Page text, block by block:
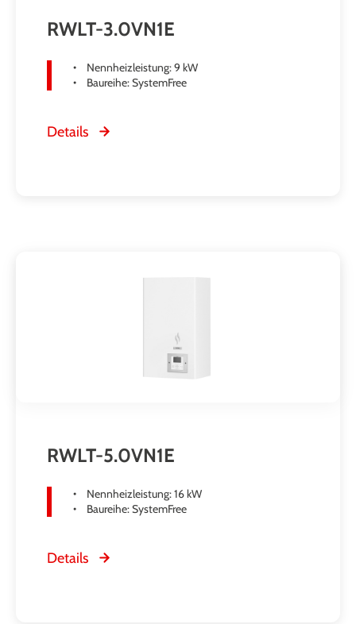
RWLT-3.0VN1E
Nennheizleistung: 9 kW
Baureihe: SystemFree
Details
RWLT-5.0VN1E
Nennheizleistung: 16 kW
Baureihe: SystemFree
Details